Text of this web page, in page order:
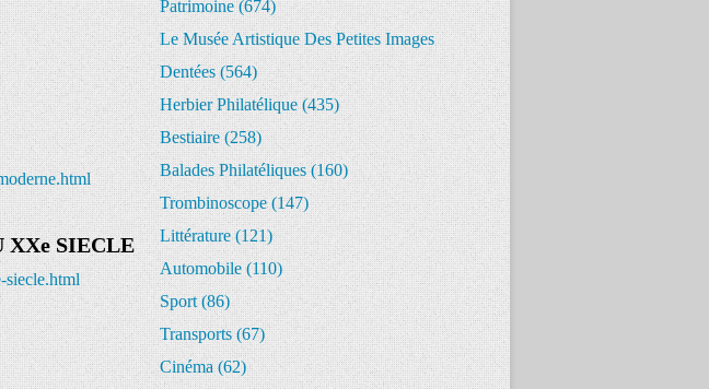
XXe SIECLE
siecle.html
Patrimoine(674)
Le Musée Artistique Des Petites Images
Dentées(564)
Herbier Philatélique(435)
Bestiaire(258)
Balades Philatéliques(160)
Trombinoscope(147)
Littérature(121)
Automobile(110)
Sport(86)
Transports(67)
Cinéma(62)